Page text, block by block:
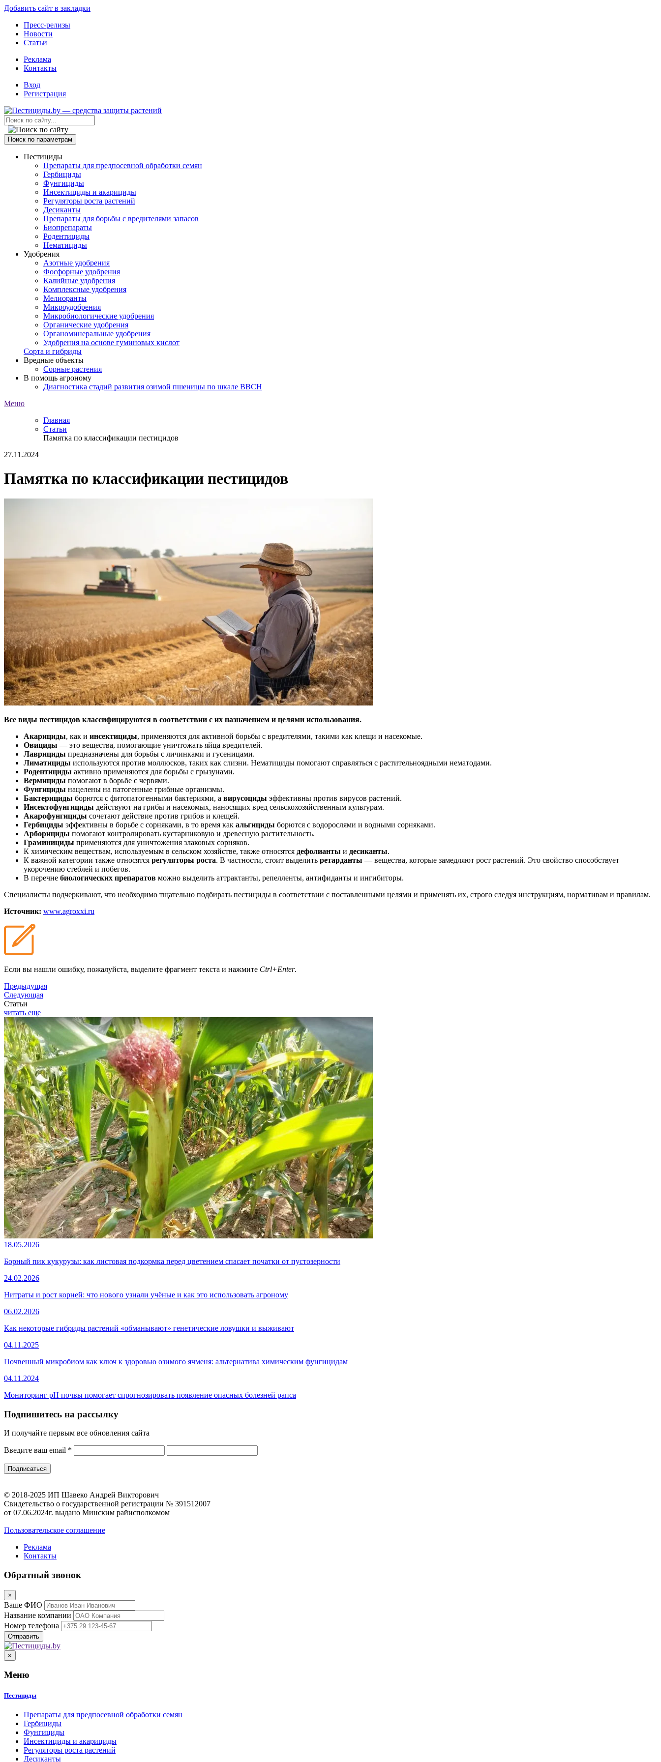
Добавить сайт в закладки
Пресс-релизы
Новости
Статьи
Реклама
Контакты
Вход
Регистрация
Поиск по параметрам
Пестициды
Препараты для предпосевной обработки семян
Гербициды
Фунгициды
Инсектициды и акарициды
Регуляторы роста растений
Десиканты
Препараты для борьбы с вредителями запасов
Биопрепараты
Родентициды
Нематициды
Удобрения
Азотные удобрения
Фосфорные удобрения
Калийные удобрения
Комплексные удобрения
Мелиоранты
Микроудобрения
Микробиологические удобрения
Органические удобрения
Органоминеральные удобрения
Удобрения на основе гуминовых кислот
Сорта и гибриды
Вредные объекты
Сорные растения
В помощь агроному
Диагностика стадий развития озимой пшеницы по шкале ВВСН
Меню
Главная
Статьи
Памятка по классификации пестицидов
27.11.2024
Памятка по классификации пестицидов
Все виды пестицидов классифицируются в соответствии с их назначением и целями использования.
Акарициды, как и инсектициды, применяются для активной борьбы с вредителями, такими как клещи и насекомые.
Овициды — это вещества, помогающие уничтожать яйца вредителей.
Лаврициды предназначены для борьбы с личинками и гусеницами.
Лиматициды используются против моллюсков, таких как слизни. Нематициды помогают справляться с растительноядными нематодами.
Родентициды активно применяются для борьбы с грызунами.
Вермициды помогают в борьбе с червями.
Фунгициды нацелены на патогенные грибные организмы.
Бактерициды борются с фитопатогенными бактериями, а вирусоциды эффективны против вирусов растений.
Инсектофунгициды действуют на грибы и насекомых, наносящих вред сельскохозяйственным культурам.
Акарофунгициды сочетают действие против грибов и клещей.
Гербициды эффективны в борьбе с сорняками, в то время как альгициды борются с водорослями и водными сорняками.
Арборициды помогают контролировать кустарниковую и древесную растительность.
Граминициды применяются для уничтожения злаковых сорняков.
К химическим веществам, используемым в сельском хозяйстве, также относятся дефолианты и десиканты.
К важной категории также относятся регуляторы роста. В частности, стоит выделить ретарданты — вещества, которые замедляют рост растений. Это свойство способствует
укорочению стеблей и побегов.
В перечне биологических препаратов можно выделить аттрактанты, репелленты, антифиданты и ингибиторы.
Специалисты подчеркивают, что необходимо тщательно подбирать пестициды в соответствии с поставленными целями и применять их, строго следуя инструкциям, нормативам и правилам.
Источник: www.agroxxi.ru
Если вы нашли ошибку, пожалуйста, выделите фрагмент текста и нажмите Ctrl+Enter.
Предыдущая
Следующая
Статьи
читать еще
18.05.2026
Борный пик кукурузы: как листовая подкормка перед цветением спасает початки от пустозерности
24.02.2026
Нитраты и рост корней: что нового узнали учёные и как это использовать агроному
06.02.2026
Как некоторые гибриды растений «обманывают» генетические ловушки и выживают
04.11.2025
Почвенный микробиом как ключ к здоровью озимого ячменя: альтернатива химическим фунгицидам
04.11.2024
Мониторинг pH почвы помогает спрогнозировать появление опасных болезней рапса
Подпишитесь на рассылку
И получайте первым все обновления сайта
Введите ваш email *
© 2018-2025 ИП Шавеко Андрей Викторович
Свидетельство о государственной регистрации № 391512007
от 07.06.2024г. выдано Минским райисполкомом
Пользовательское соглашение
Реклама
Контакты
Обратный звонок
×
Ваше ФИО
Название компании
Номер телефона
×
Меню
Пестициды
Препараты для предпосевной обработки семян
Гербициды
Фунгициды
Инсектициды и акарициды
Регуляторы роста растений
Десиканты